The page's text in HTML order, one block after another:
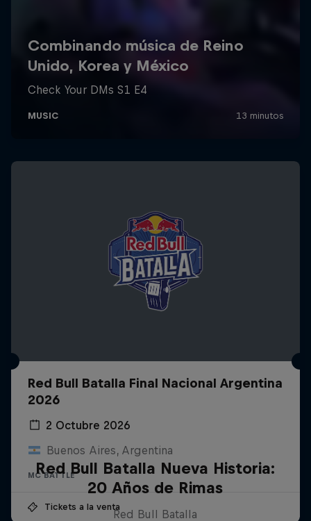
Red Bull Batalla Final Nacional Argentina
2026
2 Octubre 2026
Buenos Aires, Argentina
MC BATTLE
Tickets a la venta
Red Bull Batalla Nueva Historia:
20 Años de Rimas
Red Bull Batalla